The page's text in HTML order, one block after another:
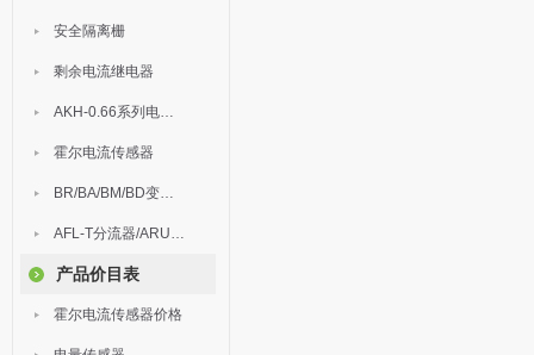
安全隔离栅
剩余电流继电器
AKH-0.66系列电流互感器
霍尔电流传感器
BR/BA/BM/BD变送器
AFL-T分流器/ARU浪涌保护器
产品价目表
霍尔电流传感器价格